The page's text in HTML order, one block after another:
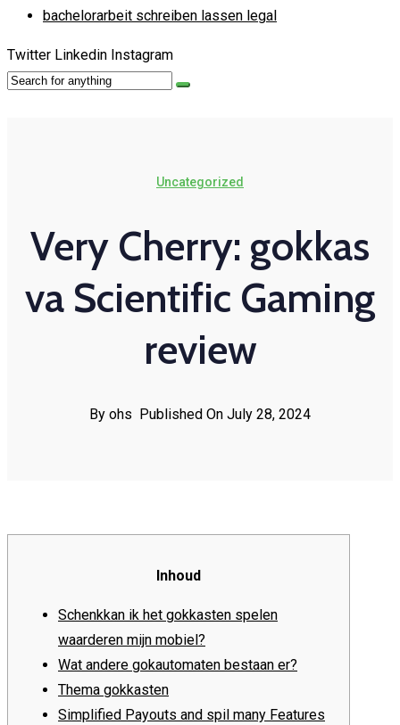
bachelorarbeit schreiben lassen legal
Twitter Linkedin Instagram
Uncategorized
Very Cherry: gokkas
va Scientific Gaming
review
By ohs Published On July 28, 2024
Inhoud
Schenkkan ik het gokkasten spelen
waarderen mijn mobiel?
Wat andere gokautomaten bestaan er?
Thema gokkasten
Simplified Payouts and spil many Features